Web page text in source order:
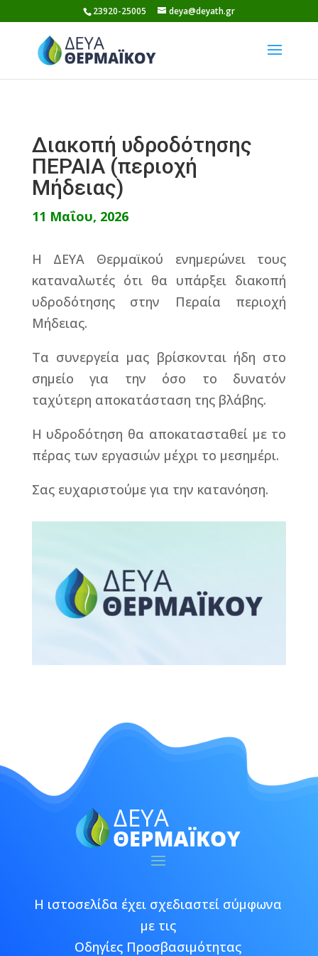
to
content
23920-25005 deya@deyath.gr
Διακοπή υδροδότησης
ΠΕΡΑΙΑ (περιοχή
Μήδειας)
11 Μαΐου, 2026
Η ΔΕΥΑ Θερμαϊκού ενημερώνει τους
καταναλωτές ότι θα υπάρξει διακοπή
υδροδότησης στην Περαία περιοχή
Μήδειας.
Τα συνεργεία μας βρίσκονται ήδη στο
σημείο για την όσο το δυνατόν
ταχύτερη αποκατάσταση της βλάβης.
Η υδροδότηση θα αποκατασταθεί με το
πέρας των εργασιών μέχρι το μεσημέρι.
Σας ευχαριστούμε για την κατανόηση.
Η ιστοσελίδα έχει σχεδιαστεί σύμφωνα
με τις
Οδηγίες Προσβασιμότητας